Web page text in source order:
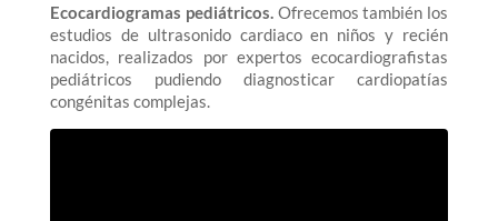
Ecocardiogramas pediátricos.Ofrecemos también los
estudios de ultrasonido cardiaco en niños y recién
nacidos, realizados por expertos ecocardiografistas
pediátricos pudiendo diagnosticar cardiopatías
congénitas complejas.